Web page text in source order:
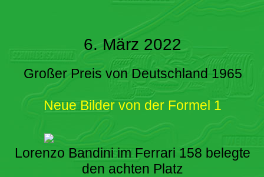
6. März 2022
Großer Preis von Deutschland 1965
Neue Bilder von der Formel 1
Lorenzo Bandini im Ferrari 158 belegte
den achten Platz